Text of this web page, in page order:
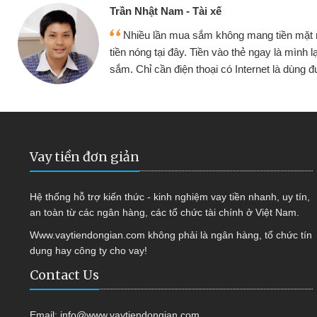
đều vay
tục mua
Tôi kinh doanh buôn bán nhỏ
hàng, nhờ biết đến website qua
quyết được công việc của mình
Vay tiền đơn giản
Hệ thống hỗ trợ kiến thức - kinh nghiệm vay tiền nhanh, uy tín,
an toàn từ các ngân hàng, các tổ chức tài chính ở Việt Nam.
Www.vaytiendongian.com không phải là ngân hàng, tổ chức tín
dụng hay công ty cho vay!
Contact Us